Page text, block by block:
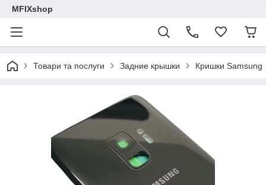
MFIXshop
Товари та послуги Задние крышки Кришки Samsung